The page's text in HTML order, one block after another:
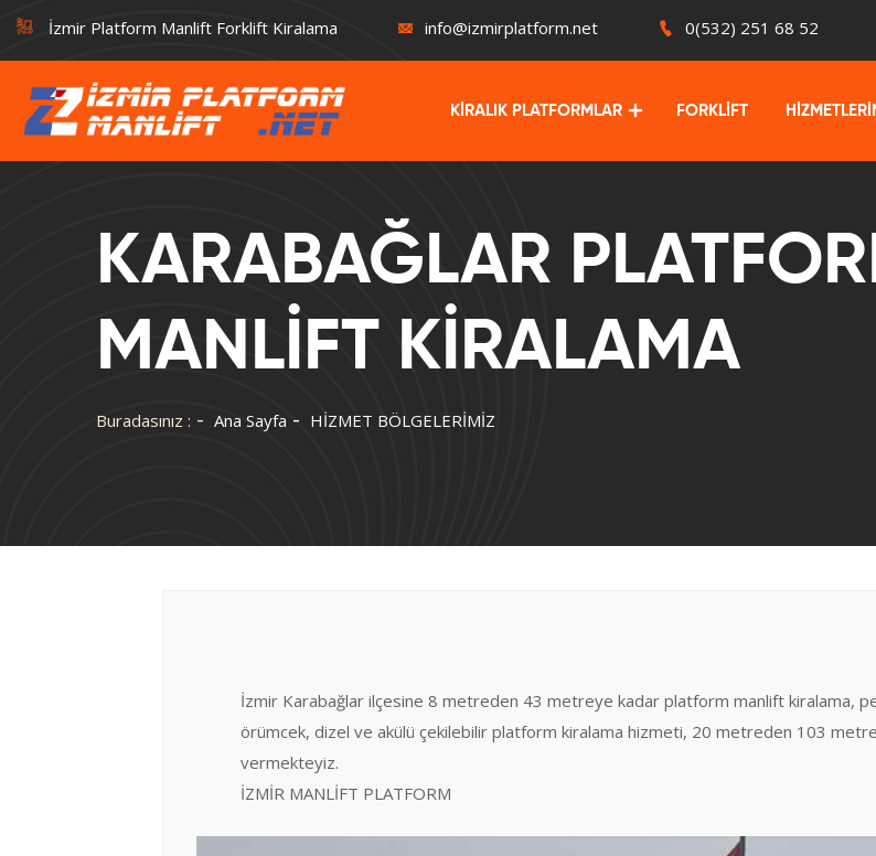
İzmir Platform Manlift Forklift Kiralama info@izmirplatform.net 0(532) 251 68 52
KİRALIK PLATFORMLAR FORKLİFT
KARABAĞLAR
MANLİFT KİRALAMA
Buradasınız : Ana Sayfa HİZMET BÖLGELERİMİZ
İzmir Karabağlar ilçesine 8 metreden 43 metreye kadar platform manlift kiralama,
örümcek, dizel ve akülü çekilebilir platform kiralama hizmeti, 20 metreden 103
vermekteyiz.
İZMİR MANLİFT PLATFORM